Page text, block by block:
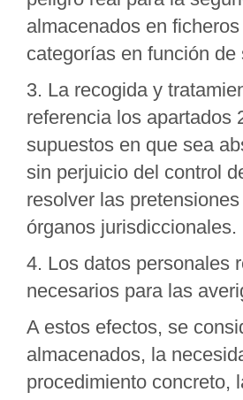
almacenados en
categorías en función
3. La recogida y
referencia los apartados
supuestos en que sea
sin perjuicio del control
resolver las
órganos jurisdiccionales.
4. Los datos personales
necesarios para las
A estos efectos, se
almacenados, la
procedimiento concreto,